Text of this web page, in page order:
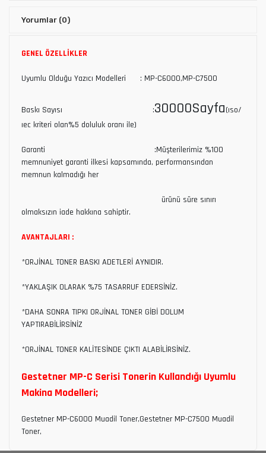
Yorumlar (0)
GENEL ÖZELLİKLER
Uyumlu Olduğu Yazıcı Modelleri : MP-C6000,MP-C7500
Baskı Sayısı :30000Sayfa(ıso/
ıec kriteri olan%5 doluluk oranı ile)
Garanti :Müşterilerimiz %100
memnuniyet garanti ilkesi kapsamında, performansından
memnun kalmadığı her
ürünü süre sınırı
olmaksızın iade hakkına sahiptir.
AVANTAJLARI :
*ORJİNAL TONER BASKI ADETLERİ AYNIDIR.
*YAKLAŞIK OLARAK %75 TASARRUF EDERSİNİZ.
*DAHA SONRA TIPKI ORJİNAL TONER GİBİ DOLUM
YAPTIRABİLİRSİNİZ
*ORJİNAL TONER KALİTESİNDE ÇIKTI ALABİLİRSİNİZ.
Gestetner MP-C Serisi Tonerin Kullandığı Uyumlu
Makina Modelleri;
Gestetner MP-C6000 Muadil Toner,Gestetner MP-C7500 Muadil
Toner,